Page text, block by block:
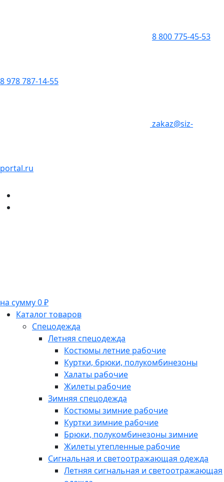
8 800 775-45-53
8 978 787-14-55
zakaz@siz-
portal.ru
на сумму 0 ₽
Каталог товаров
Спецодежда
Летняя спецодежда
Костюмы летние рабочие
Куртки, брюки, полукомбинезоны
Халаты рабочие
Жилеты рабочие
Зимняя спецодежда
Костюмы зимние рабочие
Куртки зимние рабочие
Брюки, полукомбинезоны зимние
Жилеты утепленные рабочие
Сигнальная и светоотражающая одежда
Летняя сигнальная и светоотражающая